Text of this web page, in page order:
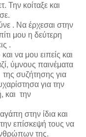
Την κοίταξε και
. Να έρχεσαι στην
μου η δεύτερη
.
να μου ειπείς και
ύμνους παινέματα
της συζήτησης για
για την
και την
στην ίδια και
επίσκεψή τους να
της.